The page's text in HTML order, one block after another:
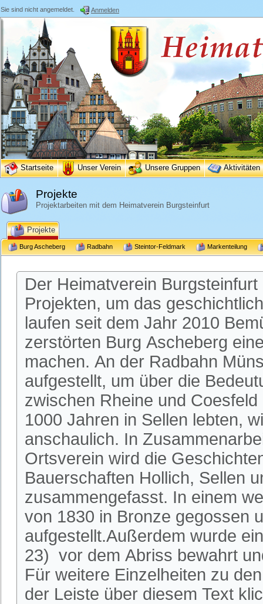
Sie sind nicht angemeldet. Anmelden
Startseite Unser Verein Unsere Gruppen Aktivitäten
Projekte
Projektarbeiten mit dem Heimatverein Burgsteinfurt
Projekte
Burg Ascheberg Radbahn Steintor-Feldmark Markenteilung
Der Heimatverein
Projekten, um das
laufen seit dem Jahr 2010
zerstörten Burg Ascheberg
machen. An der Radbahn
aufgestellt, um über die
zwischen Rheine und
1000 Jahren in Sellen lebten,
anschaulich. In
Ortsverein wird die
Bauerschaften Hollich, Sellen
zusammengefasst. In einem
von 1830 in Bronze gegossen
aufgestellt.Außerdem wurde
23) vor dem Abriss bewahrt
Für weitere Einzelheiten zu
der Leiste über diesem Text